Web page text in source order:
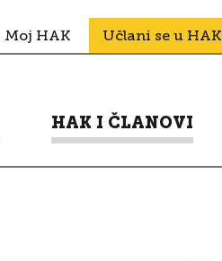
Moj HAK Učlani se u HAK
HAK I ČLANOVI